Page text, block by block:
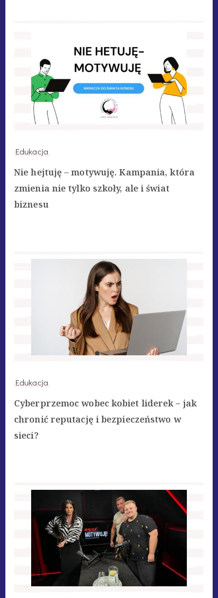
Edukacja
Nie hejtuję – motywuję. Kampania, która
zmienia nie tylko szkoły, ale i świat
biznesu
Edukacja
Cyberprzemoc wobec kobiet liderek – jak
chronić reputację i bezpieczeństwo w
sieci?